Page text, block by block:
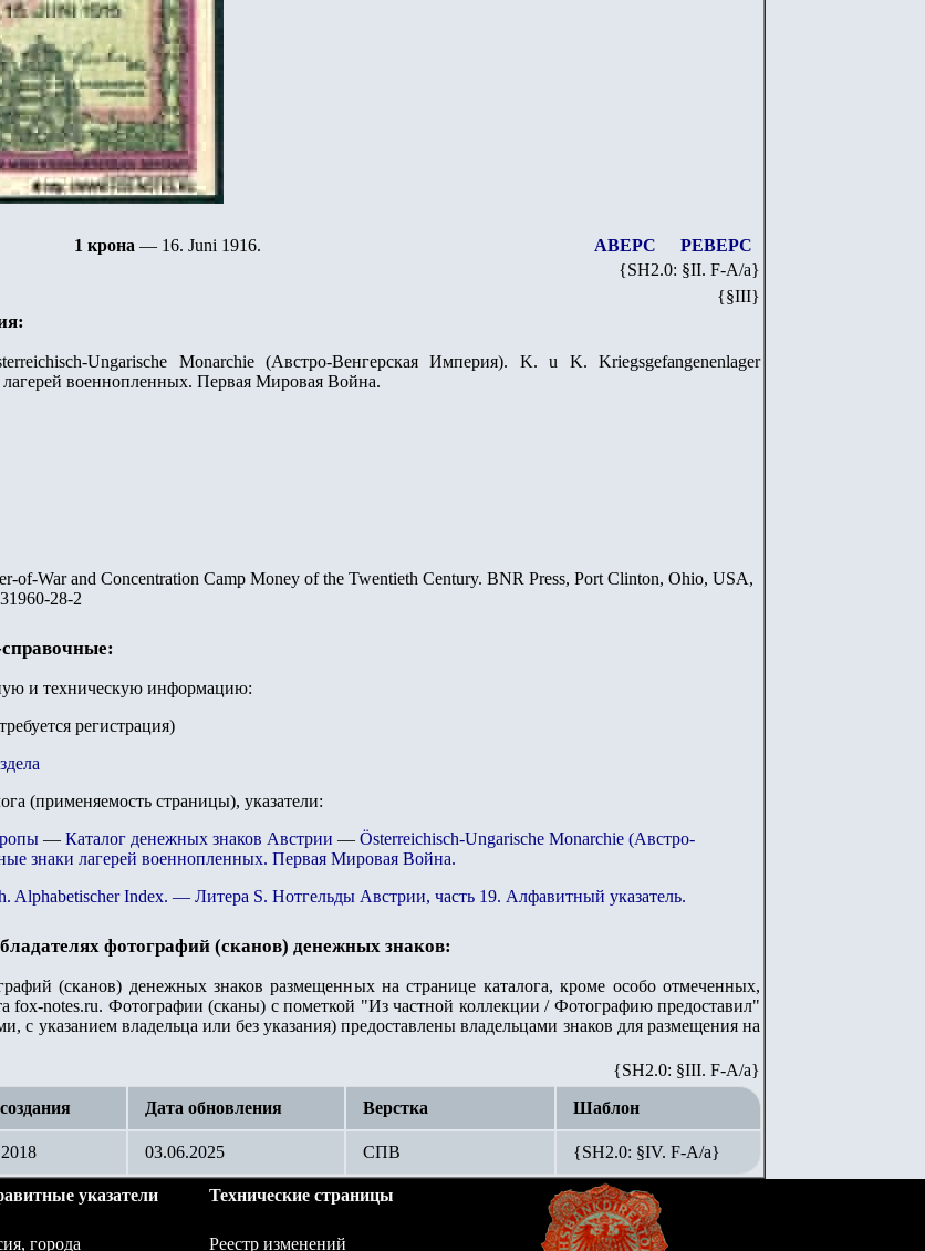
1 крона — 16. Juni 1916. АВЕРС
РЕВЕРС
{SH2.0: §II. F-A/a}
{§III}
Ungarische Monarchie (Австро-Венгерская Империя). K. u K. Kriegsgefangenenlager
военнопленных. Первая Мировая Война.
of-War and Concentration Camp Money of the Twentieth Century. BNR Press, Port Clinton, Ohio, USA,
28-2
и техническую информацию:
регистрация)
(применяемость страницы), указатели:
— Каталог денежных знаков Австрии — Österreichisch-Ungarische Monarchie (Австро-
знаки лагерей военнопленных. Первая Мировая Война.
Alphabetischer Index. — Литера S. Нотгельды Австрии, часть 19. Алфавитный указатель.
фотографий (сканов) денежных знаков:
(сканов) денежных знаков размещенных на странице каталога, кроме особо отмеченных,
fox-notes.ru. Фотографии (сканы) с пометкой "Из частной коллекции / Фотографию предоставил"
с указанием владельца или без указания) предоставлены владельцами знаков для размещения на
{SH2.0: §III. F-A/а}
Дата обновления Верстка Шаблон
03.06.2025 СПВ {SH2.0: §IV. F-А/а}
указатели Технические страницы
города Реестр изменений